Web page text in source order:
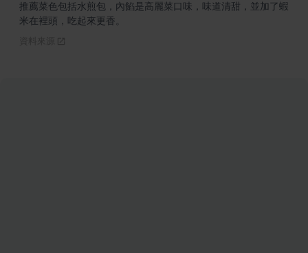
推薦菜色包括水煎包，內餡是高麗菜口味，味道清甜，並加了蝦
米在裡頭，吃起來更香。